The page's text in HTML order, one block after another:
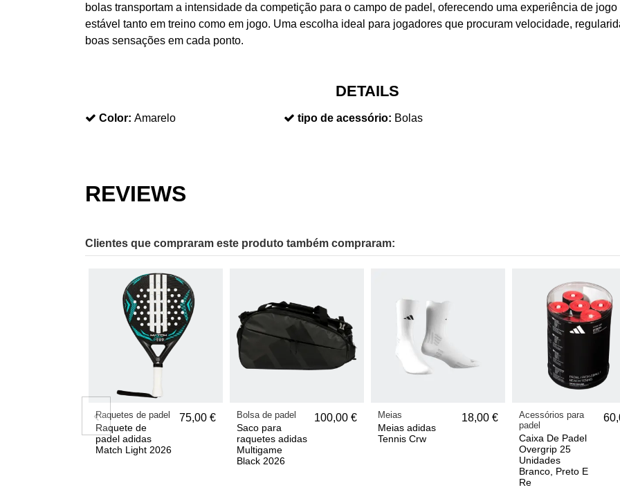
bolas transportam a intensidade da competição para o campo de padel, oferecendo uma experiência de jogo
estável tanto em treino como em jogo. Uma escolha ideal para jogadores que procuram velocidade,
boas sensações em cada ponto.
DETAILS
Color: Amarelo tipo de acessório: Bolas
REVIEWS
Clientes que compraram este produto também compraram:
Raquetes de padel
Raquete de
padel adidas
Match Light 2026
75,00 € Bolsa de padel
Saco para
raquetes adidas
Multigame
Black 2026
100,00 € Meias
Meias adidas
Tennis Crw
18,00 €
Acessórios para
padel
Caixa De Padel
Overgrip 25
Unidades
Branco, Preto E
Re